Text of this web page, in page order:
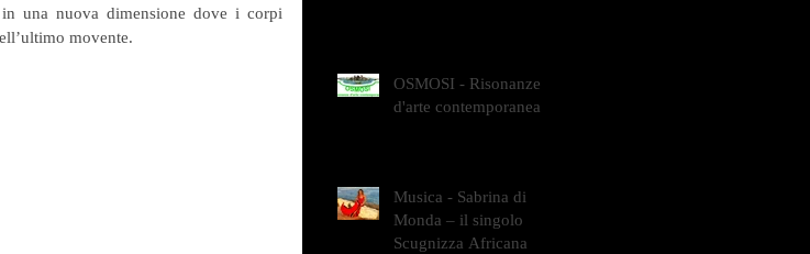
una nuova dimensione dove i corpi
movente.
OSMOSI - Risonanze
d'arte contemporanea
Musica - Sabrina di
Monda – il singolo
Scugnizza Africana